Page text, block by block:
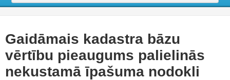
Gaidāmais kadastra bāzu
vērtību pieaugums palielinās
nekustamā īpašuma nodokli